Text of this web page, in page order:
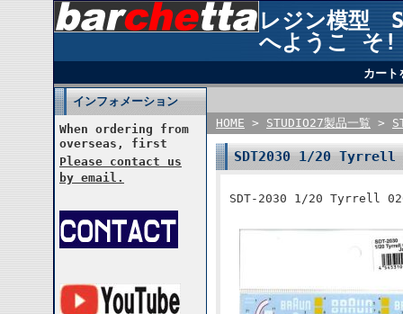
レジン模型
へようこ そ!
カート
インフォメーション
When ordering from
overseas, first
Please contact us
by email.
HOME > STUDIO27製品一覧 >
SDT2030 1/20 Tyrrell
SDT-2030 1/20 Tyrrell